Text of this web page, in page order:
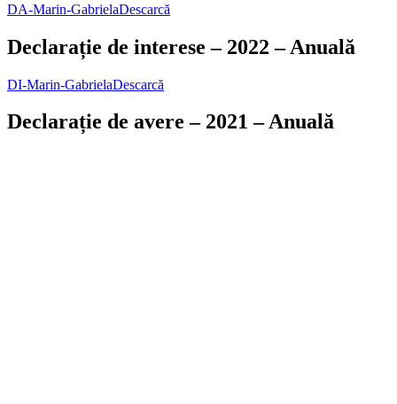
DA-Marin-GabrielaDescarcă
Declarație de interese – 2022 – Anuală
DI-Marin-GabrielaDescarcă
Declarație de avere – 2021 – Anuală